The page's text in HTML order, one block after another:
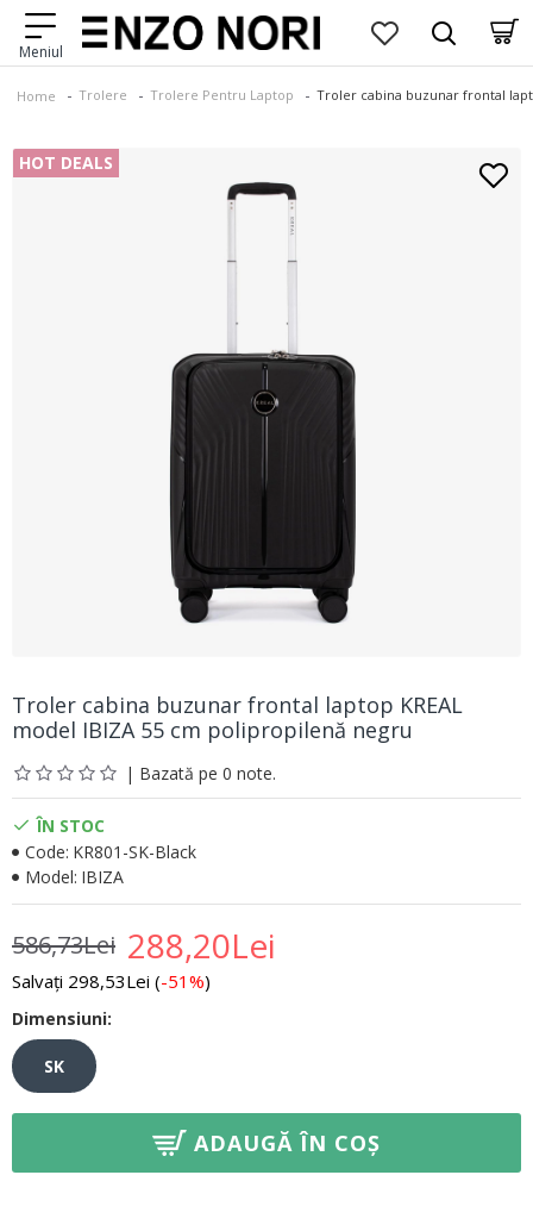
Home Trolere Trolere Pentru Laptop Troler cabina buzunar frontal
HOT DEALS
Troler cabina buzunar frontal laptop KREAL
model IBIZA 55 cm polipropilenă negru
| Bazată pe 0 note.
288,20Lei
586,73Lei
Salvați 298,53Lei (-51%)
ÎN STOC
Code: KR801-SK-Black
Model: IBIZA
Dimensiuni:
SK
ADAUGĂ ÎN COȘ